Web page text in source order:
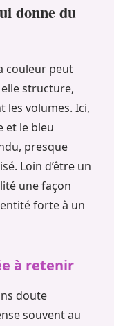
donne du
couleur peut
structure,
les volumes. Ici,
et le bleu
presque
Loin d’être un
une façon
forte à un
à retenir
doute
souvent au